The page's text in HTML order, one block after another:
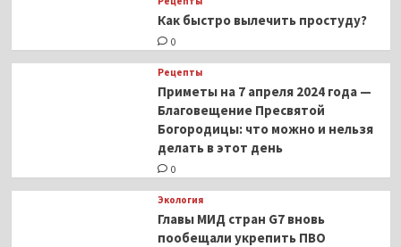
Как быстро вылечить простуду?
0
Рецепты
Приметы на 7 апреля 2024 года —
Благовещение Пресвятой
Богородицы: что можно и нельзя
делать в этот день
0
Экология
Главы МИД стран G7 вновь
пообещали укрепить ПВО